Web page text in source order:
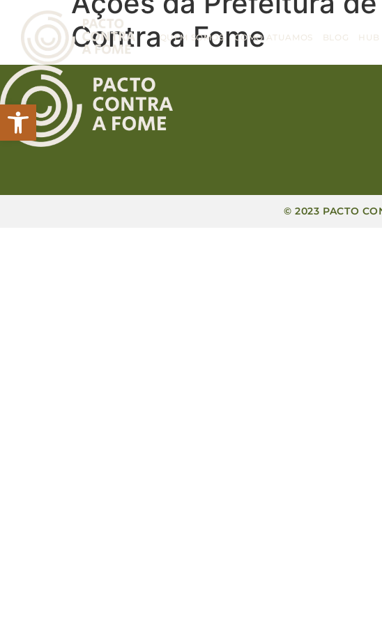
Abrir a barra de ferramentas
QUEM SOMOS COMO ATUAMOS BLOG HUB
Contra a Fome
© 2023 PACTO